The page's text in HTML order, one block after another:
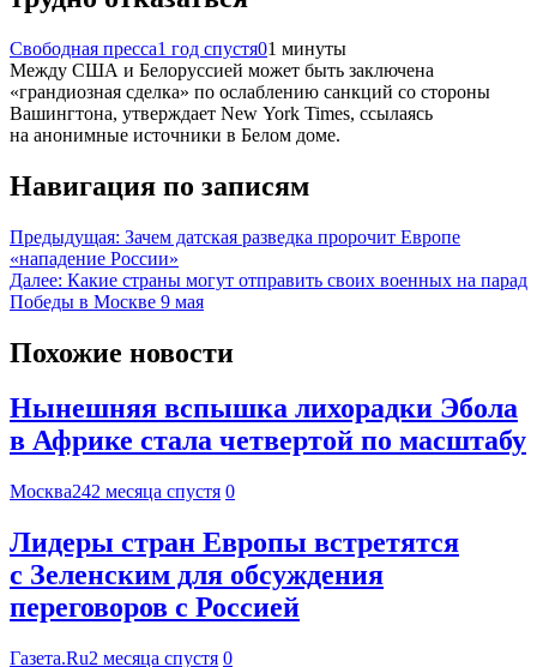
Свободная пресса1 год спустя01 минуты
Между США и Белоруссией может быть заключена
«грандиозная сделка» по ослаблению санкций со стороны
Вашингтона, утверждает New York Times, ссылаясь
на анонимные источники в Белом доме.
Навигация по записям
Предыдущая: Зачем датская разведка пророчит Европе
«нападение России»
Далее: Какие страны могут отправить своих военных на парад
Победы в Москве 9 мая
Похожие новости
Нынешняя вспышка лихорадки Эбола
в Африке стала четвертой по масштабу
Москва242 месяца спустя 0
Лидеры стран Европы встретятся
с Зеленским для обсуждения
переговоров с Россией
Газета.Ru2 месяца спустя 0